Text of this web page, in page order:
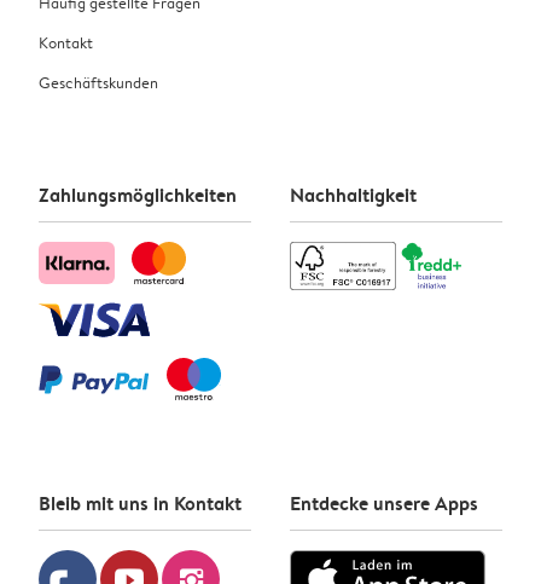
Kontakt
Geschäftskunden
Zahlungsmöglichkeiten Nachhaltigkeit
Bleib mit uns in Kontakt Entdecke unsere Apps